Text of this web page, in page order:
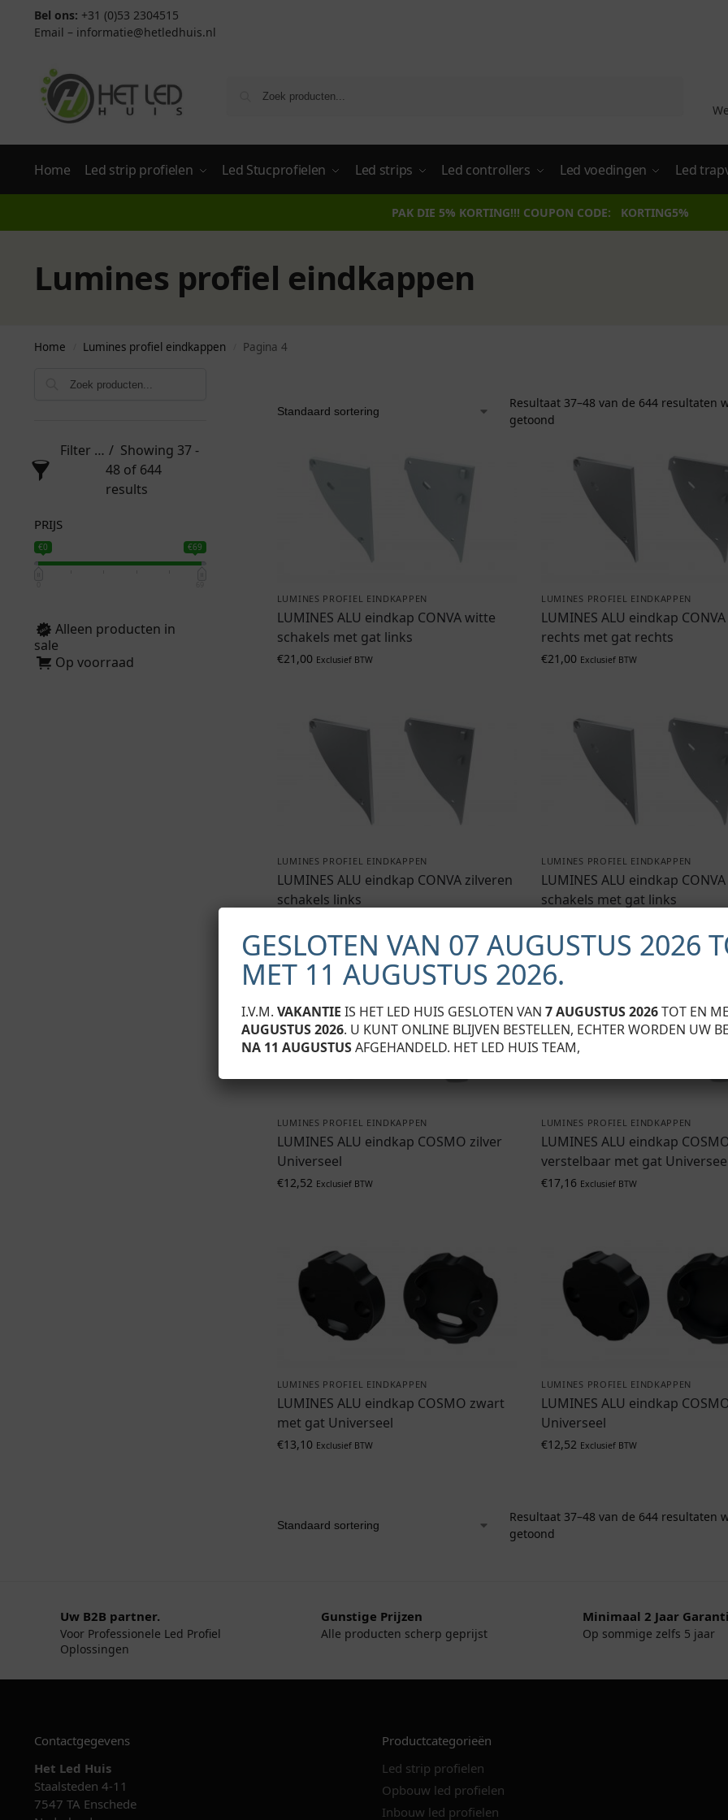
Bel ons: +31 (0)53 2304515
Email – informatie@hetledhuis.nl
Home Led strip profielen Led Stucprofielen Led strips Led controllers Led voedingen Led
PAK DIE 5% KORTING!!! COUPON CODE: KORTING5%
Lumines profiel eindkappen
Home Lumines profiel eindkappen Pagina 4
Resultaat 37–48 van de 644 resultaten
getoond
LUMINES PROFIEL EINDKAPPEN
LUMINES ALU eindkap CONVA witte
schakels met gat links
€21,00 Exclusief BTW
LUMINES PROFIEL EINDKAPPEN
LUMINES ALU eindkap
rechts met gat rechts
€21,00 Exclusief BTW
LUMINES PROFIEL EINDKAPPEN
LUMINES ALU eindkap CONVA zilveren
schakels links
LUMINES PROFIEL EINDKAPPEN
LUMINES ALU eindkap
schakels met gat links
LUMINES PROFIEL EINDKAPPEN
LUMINES ALU eindkap COSMO zilver
Universeel
€12,52 Exclusief BTW
LUMINES PROFIEL EINDKAPPEN
LUMINES ALU eindkap
verstelbaar met gat
€17,16 Exclusief BTW
LUMINES PROFIEL EINDKAPPEN
LUMINES ALU eindkap COSMO zwart
met gat Universeel
€13,10 Exclusief BTW
LUMINES PROFIEL EINDKAPPEN
LUMINES ALU eindkap
Universeel
€12,52 Exclusief BTW
Resultaat 37–48 van de 644 resultaten
getoond
Filter products
Showing 37 -
48 of 644
results
PRIJS
€0 €69
Alleen producten in
sale
Op voorraad
Uw B2B partner.
Voor Professionele Led Profiel
Oplossingen
Gunstige Prijzen
Alle producten scherp geprijst
Minimaal 2 Jaar
Op sommige zelfs 5 jaar
Contactgegevens
Het Led Huis
Staalsteden 4-11
7547 TA Enschede
Productcategorieën
Led strip profielen
Opbouw led profielen
Inbouw led profielen
GESLOTEN VAN 07 AUGUSTUS 2026
MET 11 AUGUSTUS 2026.
I.V.M. VAKANTIE IS HET LED HUIS GESLOTEN VAN 7 AUGUSTUS 2026TOT EN
AUGUSTUS 2026. U KUNT ONLINE BLIJVEN BESTELLEN, ECHTER WORDEN UW
NA 11 AUGUSTUSAFGEHANDELD. HET LED HUIS TEAM,